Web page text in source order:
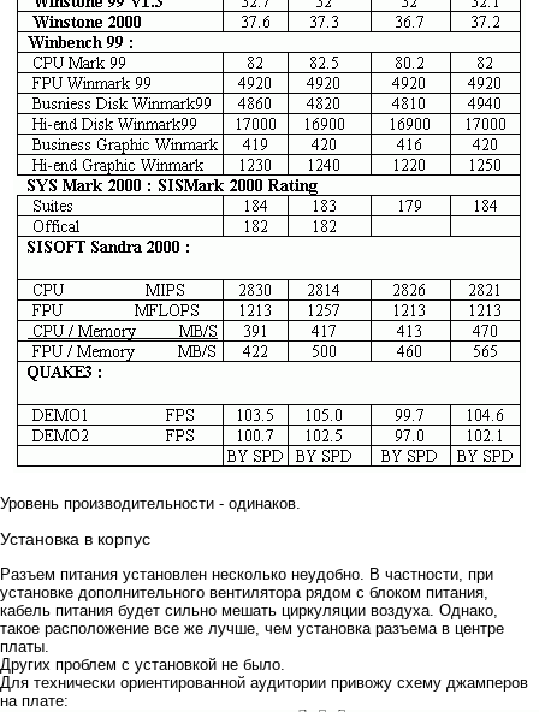
Уровень производительности - одинаков.
Установка в корпус
Разъем питания установлен несколько неудобно. В частности, при
установке дополнительного вентилятора рядом с блоком питания,
кабель питания будет сильно мешать циркуляции воздуха. Однако,
такое расположение все же лучше, чем установка разъема в центре
платы.
Других проблем с установкой не было.
Для технически ориентированной аудитории привожу схему джамперов
на плате: